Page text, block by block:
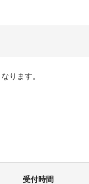
ります。
受付時間